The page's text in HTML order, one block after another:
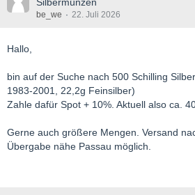
be_we 22. Juli 2026
Hallo,
bin auf der Suche nach 500 Schilling
1983-2001, 22,2g Feinsilber)
Zahle dafür Spot + 10%. Aktuell also ca.
Gerne auch größere Mengen. Versand
Übergabe nähe Passau möglich.